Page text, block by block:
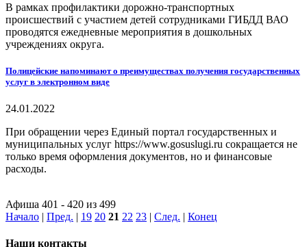
В рамках профилактики дорожно-транспортных
происшествий с участием детей сотрудниками ГИБДД ВАО
проводятся ежедневные мероприятия в дошкольных
учреждениях округа.
Полицейские напоминают о преимуществах получения государственных
услуг в электронном виде
24.01.2022
При обращении через Единый портал государственных и
муниципальных услуг https://www.gosuslugi.ru сокращается не
только время оформления документов, но и финансовые
расходы.
Афиша 401 - 420 из 499
Начало | Пред. | 19 20 21 22 23 | След. | Конец
Наши контакты